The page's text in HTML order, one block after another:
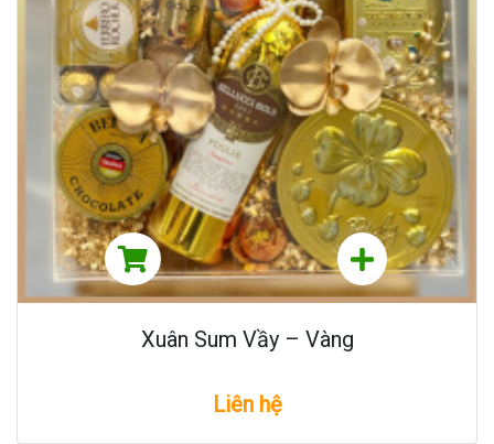
Xuân Sum Vầy – Vàng
Liên hệ